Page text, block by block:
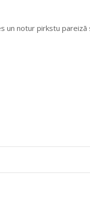
un notur pirkstu pareizā